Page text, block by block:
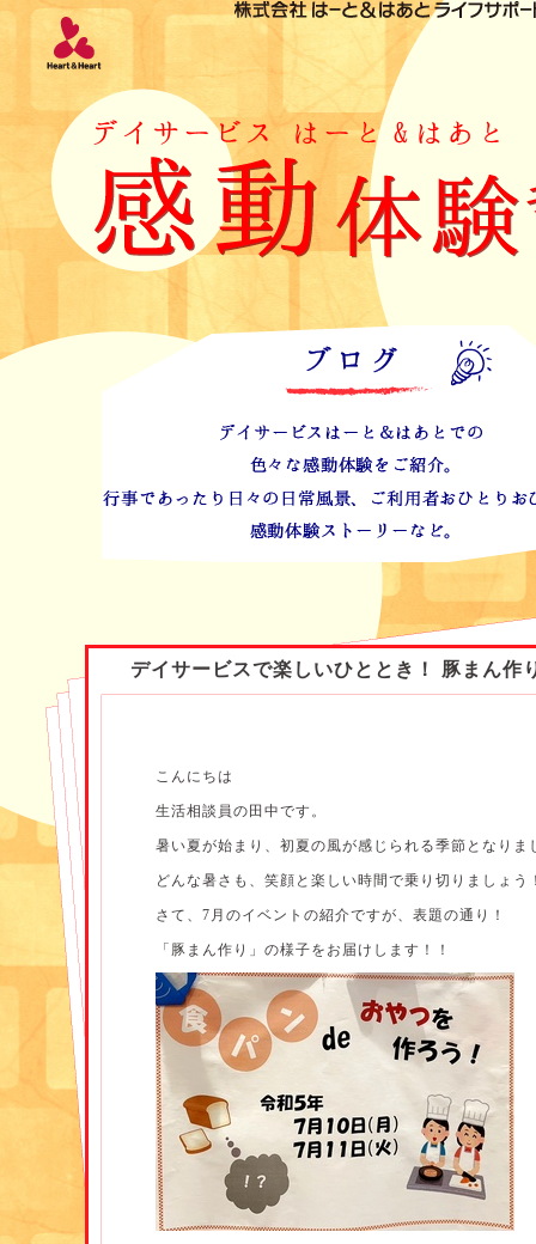
デイサービスで楽しいひととき！ 豚まん作
こんにちは
生活相談員の田中です。
暑い夏が始まり、初夏の風が感じられる季節となりま
どんな暑さも、笑顔と楽しい時間で乗り切りましょう
さて、7月のイベントの紹介ですが、表題の通り！
「豚まん作り」の様子をお届けします！！